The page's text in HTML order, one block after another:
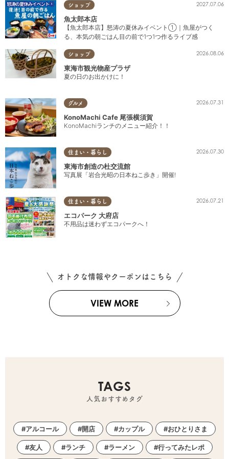
ショップ 2027.07.06
魚太郎本店
【魚太郎本店】怒涛の夏休みイベント①｜魚屋がつく
る、本気の朝ごはん目の前で1つ1つ作るライブ感
ショップ 2026.08.06
東海市観光物産プラザ
夏の日のお出かけに！
グルメ 2026.07.31
KonoMachi Cafe 尾張横須賀
KonoMachiランチのメニュー紹介！！
住まい・暮らし 2026.07.30
東海市創造の杜交流館
写真展「岩合光昭の日本ねこ歩き」開催!
住まい・暮らし 2026.07.21
エコパーク 大府店
不用品は迷わずエコパークへ！
オトクな情報やクーポンはこちら
VIEW MORE
TAGS
人気おすすめタグ
アルコール 開店 カップル おひとりさま
友人 ランチ ラーメン 行ってみたレポ